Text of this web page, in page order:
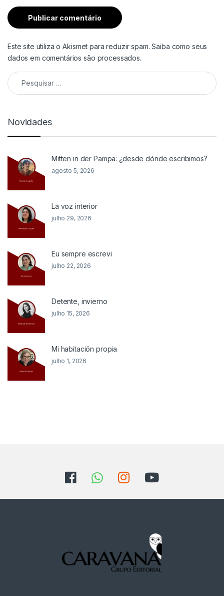
Este site utiliza o Akismet para reduzir spam.Saiba como seus
dados em comentários são processados.
Pesquisar por:
Novidades
Mitten in der Pampa: ¿desde dónde escribimos?
agosto 5, 2026
La voz interior
julho 29, 2026
Eu sempre escrevi
julho 22, 2026
Detente, invierno
julho 15, 2026
Mi habitación propia
julho 1, 2026